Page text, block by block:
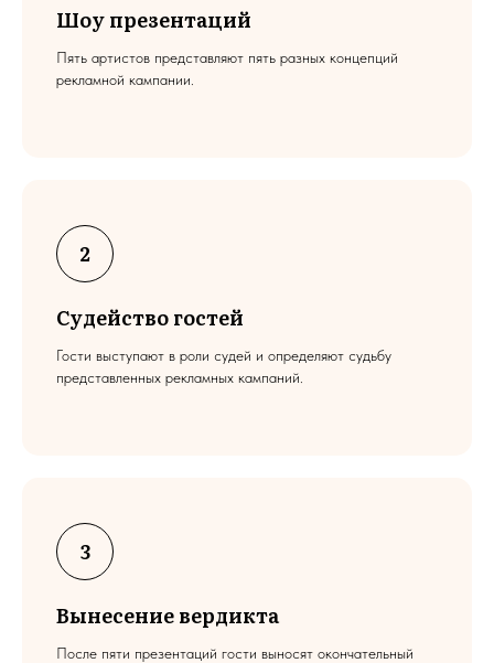
Шоу презентаций
Пять артистов представляют пять разных концепций
рекламной кампании.
Судейство гостей
Гости выступают в роли судей и определяют судьбу
представленных рекламных кампаний.
Вынесение вердикта
После пяти презентаций гости выносят окончательный